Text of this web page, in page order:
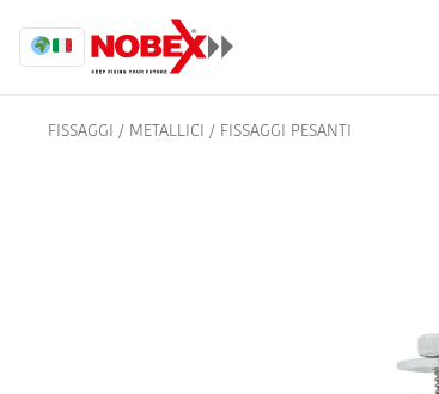
FISSAGGI / METALLICI / FISSAGGI PESANTI